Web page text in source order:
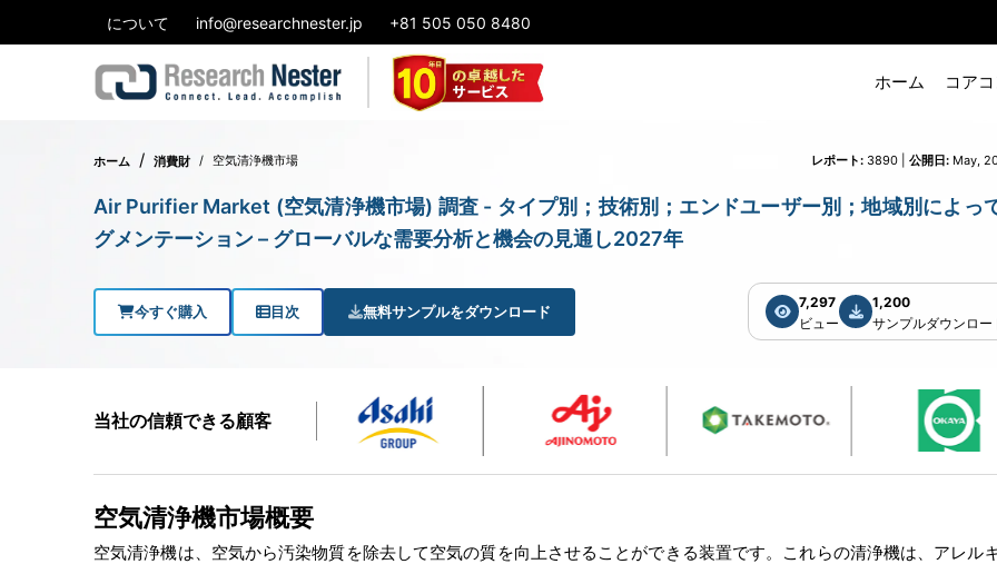
について info@researchnester.jp +81 505 050 8480
ホーム コア
ホーム 消費財 空気清浄機市場 レポート: 3890 | 公開日: May,
Air Purifier Market (空気清浄機市場) 調査 - タイプ別；技術別；エンドユーザー別；地域別によっ
グメンテーション – グローバルな需要分析と機会の見通し2027年
今すぐ購入 目次 無料サンプルをダウンロード
7,297
ビュー
1,200
サンプルダウンロー
当社の信頼できる顧客
空気清浄機市場概要
空気清浄機は、空気から汚染物質を除去して空気の質を向上させることができる装置です。これらの清浄機は、アレル